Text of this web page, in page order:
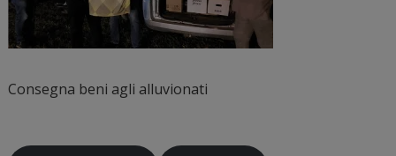
Consegna beni agli alluvionati